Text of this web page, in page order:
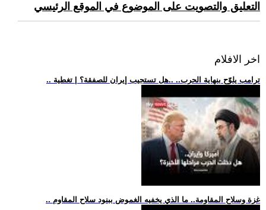
التعليق والتصويت على الموضوع في الموقع الرئيسي
اخر الافلام
.. ترامب يلوّح بنهاية الحرب.. ..هل تستجيب إيران للصفقة؟ | تغطية
.. غزة وسلاح المقاومة.. ما الذي يخفيه الغموض ببنود سلاح المقاوم